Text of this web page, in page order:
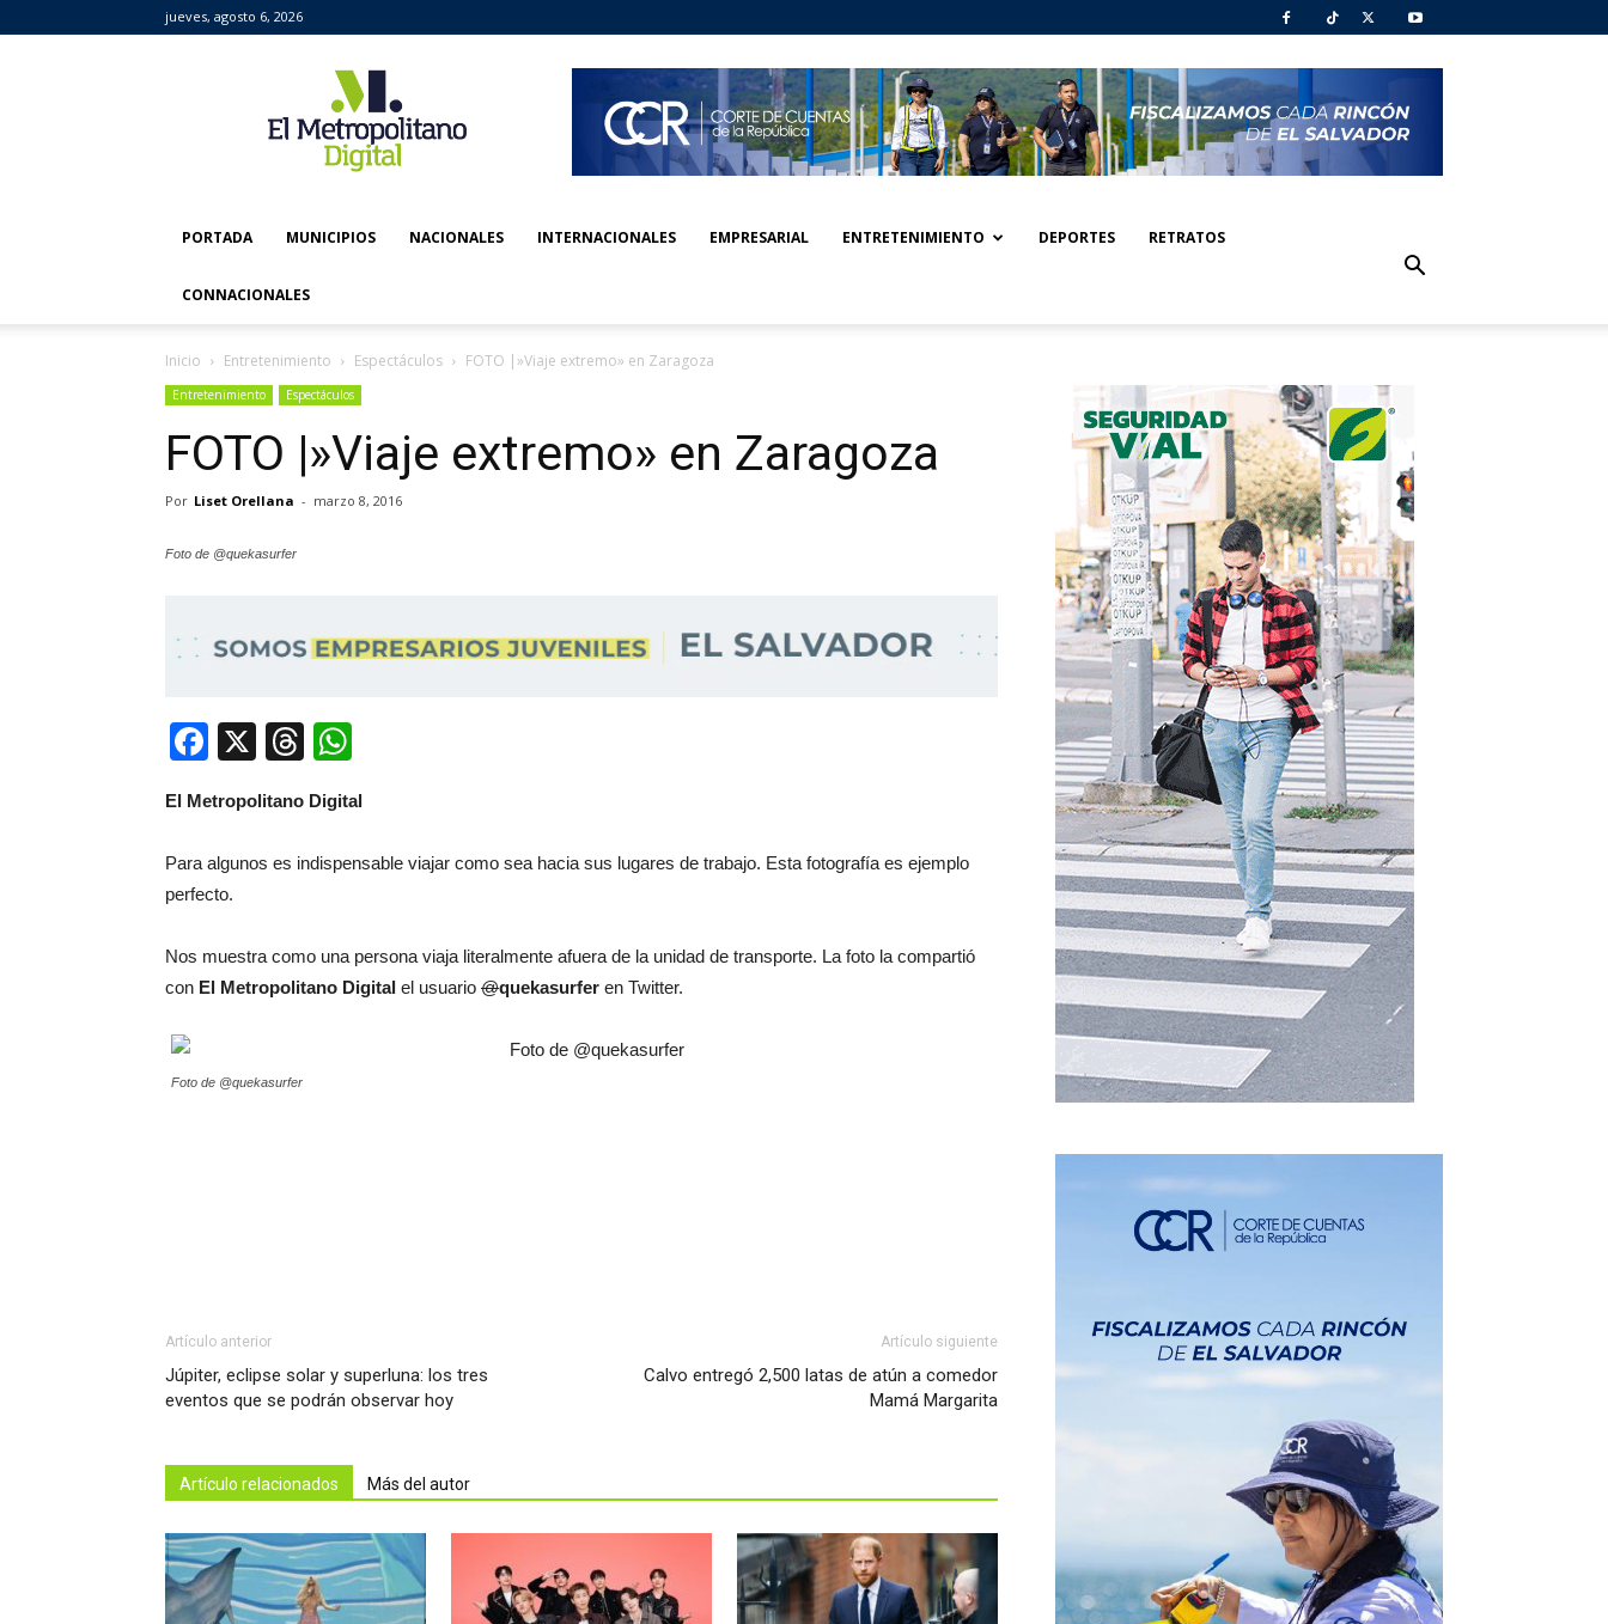
jueves, agosto 6, 2026
Metropolitano
Digital
PORTADA MUNICIPIOS NACIONALES INTERNACIONALES EMPRESARIAL ENTRETENIMIENTO DEPORTES RETRATOS
CONNACIONALES
Inicio Entretenimiento Espectáculos FOTO |»Viaje extremo» en Zaragoza
Entretenimiento Espectáculos
FOTO |»Viaje extremo» en Zaragoza
Por Liset Orellana - marzo 8, 2016
Foto de @quekasurfer
Facebook
X Threads
El Metropolitano Digital
Para algunos es indispensable viajar como sea hacia sus lugares de trabajo. Esta fotografía es ejemplo
perfecto.
Nos muestra como una persona viaja literalmente afuera de la unidad de transporte. La foto la compartió
con El Metropolitano Digital el usuario @quekasurfer en Twitter.
Foto de @quekasurfer
Artículo anterior
Júpiter, eclipse solar y superluna: los tres
eventos que se podrán observar hoy
Artículo siguiente
Calvo entregó 2,500 latas de atún a comedor
Mamá Margarita
Artículo relacionados Más del autor